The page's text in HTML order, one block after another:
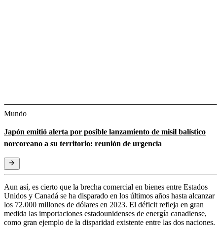
Mundo
Japón emitió alerta por posible lanzamiento de misil balístico
norcoreano a su territorio: reunión de urgencia
Aun así, es cierto que la brecha comercial en bienes entre Estados
Unidos y Canadá se ha disparado en los últimos años hasta alcanzar
los 72.000 millones de dólares en 2023. El déficit refleja en gran
medida las importaciones estadounidenses de energía canadiense,
como gran ejemplo de la disparidad existente entre las dos naciones.